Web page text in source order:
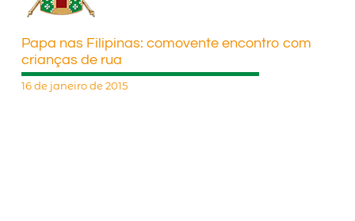
Papa nas Filipinas: comovente encontro com
crianças de rua
16 de janeiro de 2015